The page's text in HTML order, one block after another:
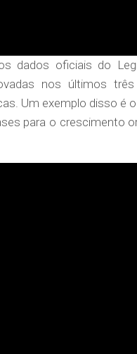
dados oficiais do
nos últimos
Um exemplo disso é
para o crescimento